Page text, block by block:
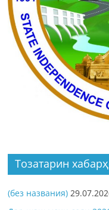
Тозатарин
(без названия)